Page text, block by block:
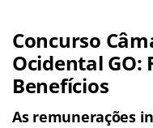
Concurso
Ocidental GO:
Benefícios
As remunerações